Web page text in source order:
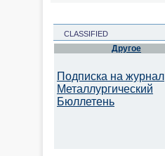
CLASSIFIED
Другое
Подписка на журнал
Металлургический
Бюллетень